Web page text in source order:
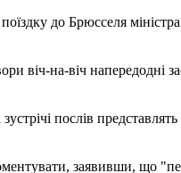
до Брюсселя
віч-на-віч напередодні
послів
заявивши, що